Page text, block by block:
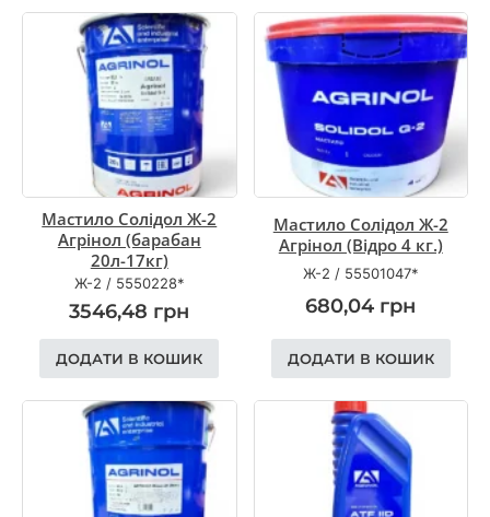
Мастило Солідол Ж-2
Агрінол (барабан
20л-17кг)
Ж-2 / 5550228*
3546,48 грн
ДОДАТИ В КОШИК
Мастило Солідол Ж-2
Агрінол (Відро 4 кг.)
Ж-2 / 55501047*
680,04 грн
ДОДАТИ В КОШИК